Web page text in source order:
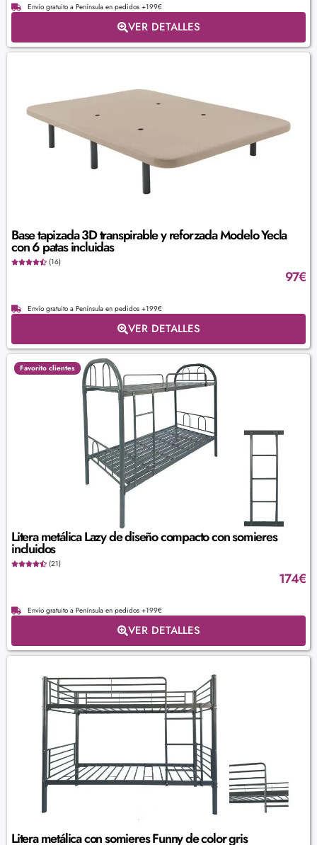
Envío gratuito a Península en pedidos +199€
VER DETALLES
Base tapizada 3D transpirable y reforzada Modelo Yecla
con 6 patas incluidas
(16)
97€
Envío gratuito a Península en pedidos +199€
VER DETALLES
Favorito clientes
Litera metálica Lazy de diseño compacto con somieres
incluidos
(21)
174€
Envío gratuito a Península en pedidos +199€
VER DETALLES
Litera metálica con somieres Funny de color gris